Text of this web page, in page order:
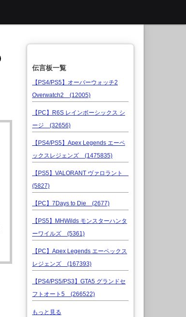
伝言板一覧
【PS4/PS5】オーバーウォッチ2
Overwatch2 (12005)
【PC】R6S レインボーシックス シ
ージ (32656)
【PS4/PS5】Apex Legends エーペ
ックスレジェンズ (1475835)
【PS5】VALORANT ヴァロラント
(5827)
【PC】7Days to Die (2677)
【PS5】MHWilds モンスターハンタ
ーワイルズ (5361)
【PC】Apex Legends エーペックス
レジェンズ (167393)
【PS4/PS5/PS3】GTA5 グランドセ
フトオート5 (266522)
もっと見る